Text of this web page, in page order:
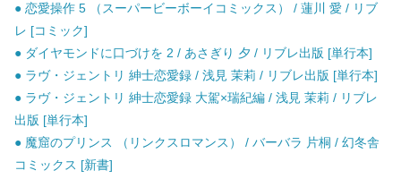
● 恋愛操作 5 （スーパービーボーイコミックス） / 蓮川 愛 / リブ
レ [コミック]
● ダイヤモンドに口づけを 2 / あさぎり 夕 / リブレ出版 [単行本]
● ラヴ・ジェントリ 紳士恋愛録 / 浅見 茉莉 / リブレ出版 [単行本]
● ラヴ・ジェントリ 紳士恋愛録 大駕×瑞紀編 / 浅見 茉莉 / リブレ
出版 [単行本]
● 魔窟のプリンス （リンクスロマンス） / バーバラ 片桐 / 幻冬舎
コミックス [新書]